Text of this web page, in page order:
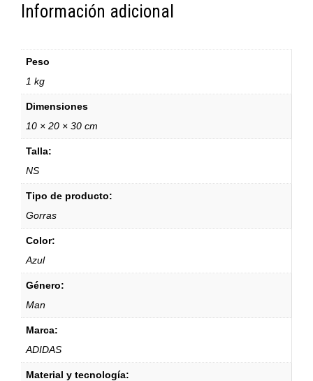
Información adicional
Peso
1 kg
Dimensiones
10 × 20 × 30 cm
Talla:
NS
Tipo de producto:
Gorras
Color:
Azul
Género:
Man
Marca:
ADIDAS
Material y tecnología: